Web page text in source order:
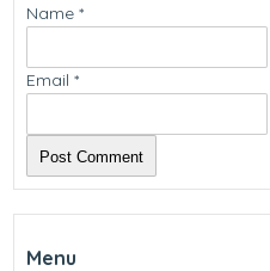
Name*
Email*
Menu